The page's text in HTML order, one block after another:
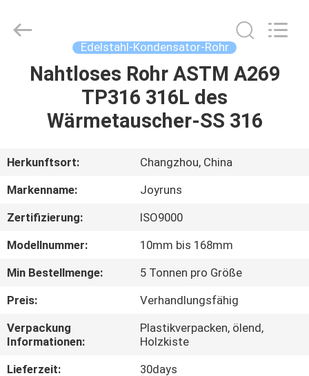
HAUS
PRODUKTE
ÜBER
US
FABRIK-
AUSFLUG
QUALITÄTSKONTROLLE
TRETEN
SIE
Tube
Edelstahl-Kondensator-Rohr
Nahtloses Rohr ASTM A269
TP316 316L des
Wärmetauscher-SS 316
Herkunftsort:
Changzhou, China
Markenname:
Joyruns
Zertifizierung:
ISO9000
Modellnummer:
10mm bis 168mm
Min Bestellmenge:
5 Tonnen pro Größe
Preis:
Verhandlungsfähig
Verpackung
Informationen:
Plastikverpacken, ölend,
Holzkiste
Lieferzeit:
30days